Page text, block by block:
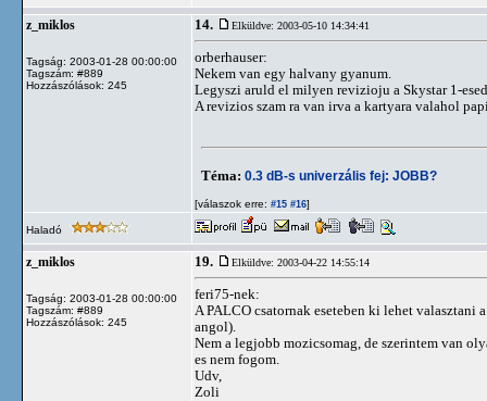
z_miklos
Tagság: 2003-01-28 00:00:00
Tagszám: #889
Hozzászólások: 245
14. Elküldve: 2003-05-10 14:34:41
orberhauser:
Nekem van egy halvany gyanum.
Legyszi aruld el milyen revizioju a Skystar 1-
A revizios szam ra van irva a kartyara valahol
Téma: 0.3 dB-s univerzális fej: JOBB?
[válaszok erre: #15 #16]
Haladó
z_miklos
Tagság: 2003-01-28 00:00:00
Tagszám: #889
Hozzászólások: 245
19. Elküldve: 2003-04-22 14:55:14
feri75-nek:
A PALCO csatornak eseteben ki lehet
angol).
Nem a legjobb mozicsomag, de szerintem van
es nem fogom.
Udv,
Zoli